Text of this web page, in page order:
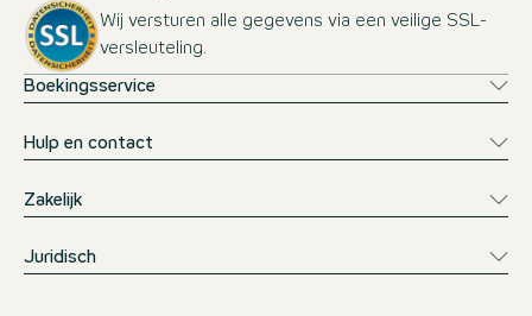
Wij versturen alle gegevens via een veilige SSL-
versleuteling.
Boekingsservice
Hulp en contact
Zakelijk
Juridisch